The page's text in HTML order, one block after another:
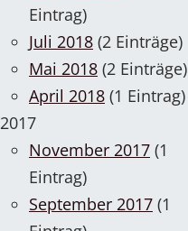
Eintrag)
Juli 2018 (2 Einträge)
Mai 2018 (2 Einträge)
April 2018 (1 Eintrag)
2017
November 2017 (1
Eintrag)
September 2017 (1